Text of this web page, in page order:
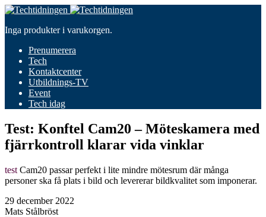
Inga produkter i varukorgen.
Prenumerera
Tech
Kontaktcenter
Utbildnings-TV
Event
Tech idag
Test: Konftel Cam20 – Möteskamera med
fjärrkontroll klarar vida vinklar
test Cam20 passar perfekt i lite mindre mötesrum där många
personer ska få plats i bild och levererar bildkvalitet som imponerar.
29 december 2022
Mats Stålbröst